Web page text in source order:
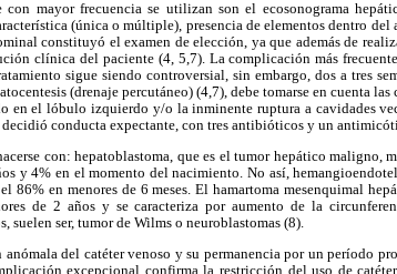
mayor frecuencia se utilizan son el ecosonograma
(única o múltiple), presencia de elementos dentro del
constituyó el examen de elección, ya que además de
clínica del paciente (4, 5,7). La complicación más
sigue siendo controversial, sin embargo, dos a tres
(drenaje percutáneo) (4,7), debe tomarse en cuenta
en el lóbulo izquierdo y/o la inminente ruptura a cavidades
decidió conducta expectante, con tres antibióticos y un
con: hepatoblastoma, que es el tumor hepático maligno,
y 4% en el momento del nacimiento. No así,
86% en menores de 6 meses. El hamartoma mesenquimal
de 2 años y se caracteriza por aumento de la
suelen ser, tumor de Wilms o neuroblastomas (8).
del catéter venoso y su permanencia por un período
excepcional confirma la restricción del uso de